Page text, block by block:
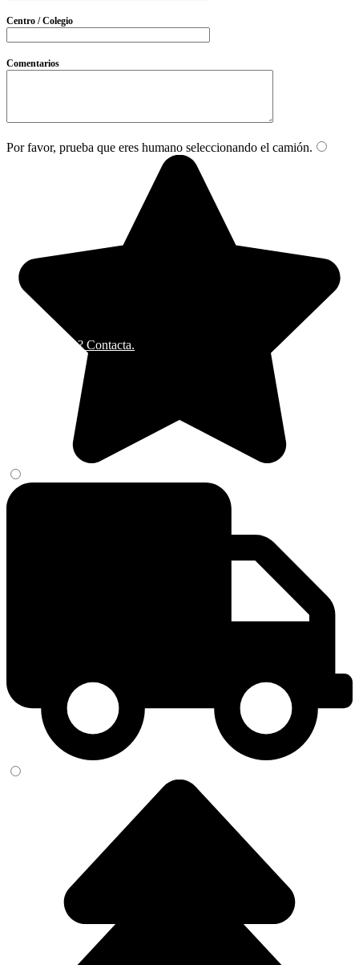
Centro / Colegio
Comentarios
Por favor, prueba que eres humano seleccionando el camión.
¿Alguna duda? Contacta.